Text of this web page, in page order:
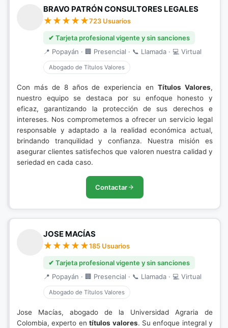
BRAVO PATRÓN CONSULTORES LEGALES
723 Usuarios
✔ Tarjeta profesional vigente y sin sanciones
📍 Popayán · 🏢 Presencial · 📞 Llamada · 💻 Virtual
Abogado de Títulos Valores
Con más de 8 años de experiencia enTítulos Valores,
nuestro equipo se destaca por su enfoque honesto y
eficaz, garantizando la protección de sus derechos e
intereses. Nos comprometemos a ofrecer un servicio legal
responsable y adaptado a la realidad económica actual,
brindando tranquilidad y confianza. Nuestra misión es
asegurar clientes satisfechos que valoren nuestra calidad y
seriedad en cada caso.
Contactar
JOSE MACÍAS
185 Usuarios
✔ Tarjeta profesional vigente y sin sanciones
📍 Popayán · 🏢 Presencial · 📞 Llamada · 💻 Virtual
Abogado de Títulos Valores
Jose Macías, abogado de la Universidad Agraria de
Colombia, experto entítulos valores. Su enfoque integral y